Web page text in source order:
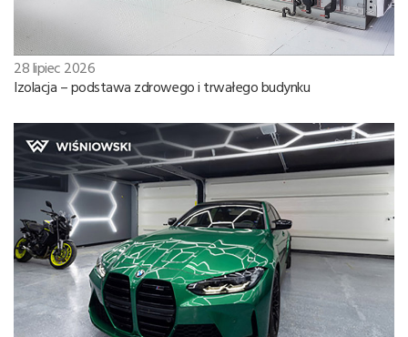
28 lipiec 2026
Izolacja – podstawa zdrowego i trwałego budynku